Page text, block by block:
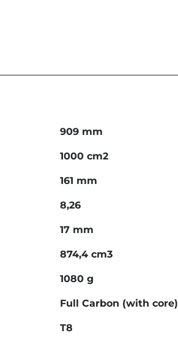
909 mm
1000 cm2
161 mm
8,26
17 mm
874,4 cm3
1080 g
Full Carbon (with core)
T8